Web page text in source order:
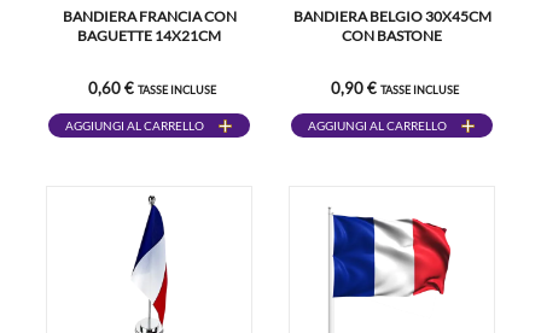
BANDIERA FRANCIA CON
BAGUETTE 14X21CM
0,60 € TASSE INCLUSE
AGGIUNGI AL CARRELLO
BANDIERA BELGIO 30X45CM
CON BASTONE
0,90 € TASSE INCLUSE
AGGIUNGI AL CARRELLO